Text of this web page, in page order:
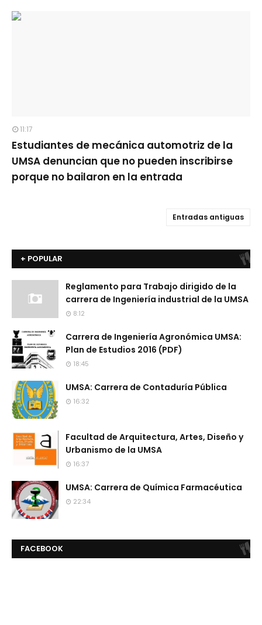
11:17
Estudiantes de mecánica automotriz de la
UMSA denuncian que no pueden inscribirse
porque no bailaron en la entrada
Entradas antiguas
+ POPULAR
Reglamento para Trabajo dirigido de la
carrera de Ingeniería industrial de la UMSA
8:12
Carrera de Ingeniería Agronómica UMSA:
Plan de Estudios 2016 (PDF)
18:45
UMSA: Carrera de Contaduría Pública
16:32
Facultad de Arquitectura, Artes, Diseño y
Urbanismo de la UMSA
16:37
UMSA: Carrera de Química Farmacéutica
22:34
FACEBOOK